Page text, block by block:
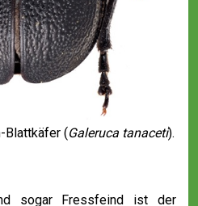
Blattkäfer (Galeruca tanaceti).
sogar Fressfeind ist der